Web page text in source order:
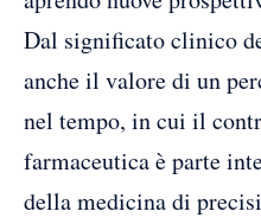
Dal significato clinico
anche il valore di un
nel tempo, in cui il
farmaceutica è parte
della medicina di